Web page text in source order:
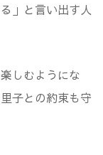
」と言い出す人
しむようにな
子との約束も守